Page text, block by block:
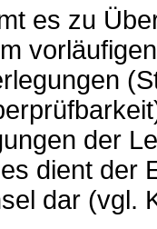
es zu
der
dient der
dar (vgl.